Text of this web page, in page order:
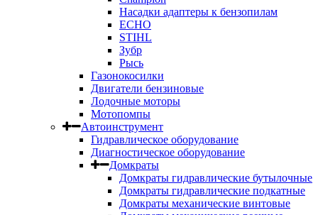
Насадки адаптеры к бензопилам
ECHO
STIHL
Зубр
Рысь
Газонокосилки
Двигатели бензиновые
Лодочные моторы
Мотопомпы
Автоинструмент
Гидравлическое оборудование
Диагностическое оборудование
Домкраты
Домкраты гидравлические бутылочные
Домкраты гидравлические подкатные
Домкраты механические винтовые